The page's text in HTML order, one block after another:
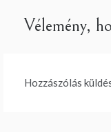
Vélemény,
Hozzászólás